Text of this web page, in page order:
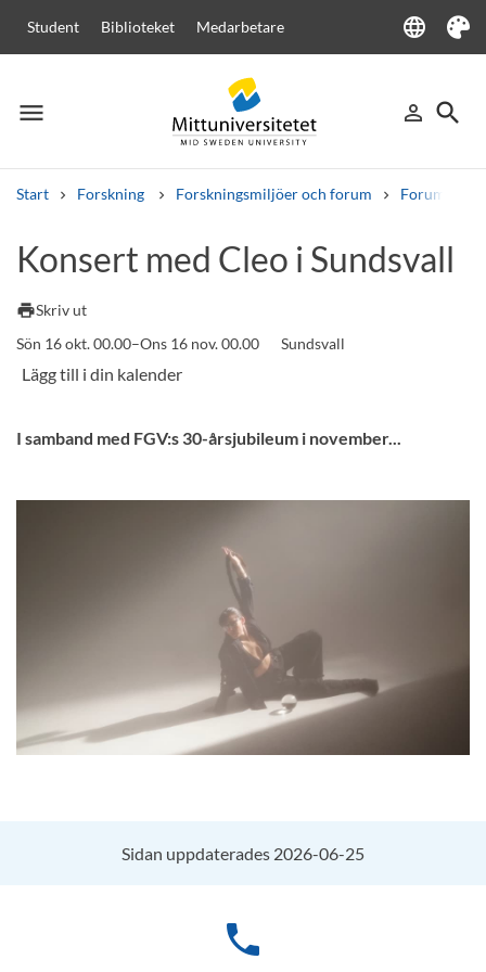
Student Biblioteket Medarbetare language
Language
Tema
menu
Meny person_outline
Logga in
search
Sök
Start Forskning Forskningsmiljöer och forum Forum för
Andra söktjänster
Kurser och program
Konsert med Cleo i Sundsvall
printSkriv ut
Sön 16 okt. 00.00–Ons 16 nov. 00.00
Sundsvall
I samband med FGV:s 30-årsjubileum i november...
Sidan uppdaterades 2026-06-25
phone